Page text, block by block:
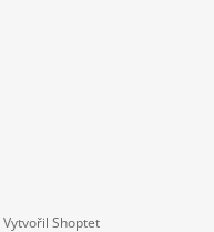
Vytvořil Shoptet